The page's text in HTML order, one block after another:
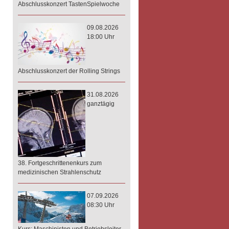
Abschlusskonzert TastenSpielwoche
09.08.2026
18:00 Uhr
Abschlusskonzert der Rolling Strings
31.08.2026
ganztägig
38. Fortgeschrittenenkurs zum
medizinischen Strahlenschutz
07.09.2026
08:30 Uhr